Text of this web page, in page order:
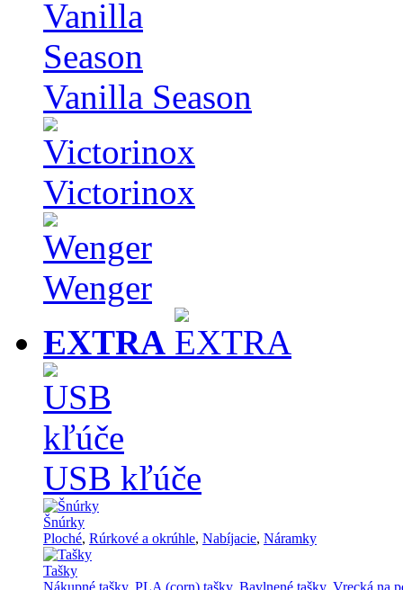
Vanilla Season
Victorinox
Wenger
EXTRA
USB kľúče
Šnúrky
Ploché, Rúrkové a okrúhle, Nabíjacie, Náramky
Tašky
Nákupné tašky, PLA (corn) tašky, Bavlnené tašky, Vrecká na